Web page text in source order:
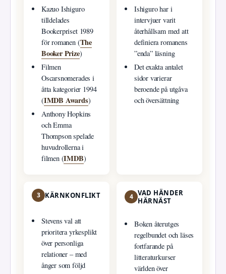
Kazuo Ishiguro
tilldelades
Bookerpriset 1989
för romanen (The
Booker Prize)
Filmen
Oscarsnomerades i
åtta kategorier 1994
(IMDB Awards)
Anthony Hopkins
och Emma
Thompson spelade
huvudrollerna i
filmen (IMDB)
Ishiguro har i
intervjuer varit
återhållsam med att
definiera romanens
”enda” läsning
Det exakta antalet
sidor varierar
beroende på utgåva
och översättning
3 KÄRNKONFLIKT
Stevens val att
prioritera yrkesplikt
över personliga
relationer – med
ånger som följd
4 VAD HÄNDER
HÄRNÄST
Boken återutges
regelbundet och läses
fortfarande på
litteraturkurser
världen över